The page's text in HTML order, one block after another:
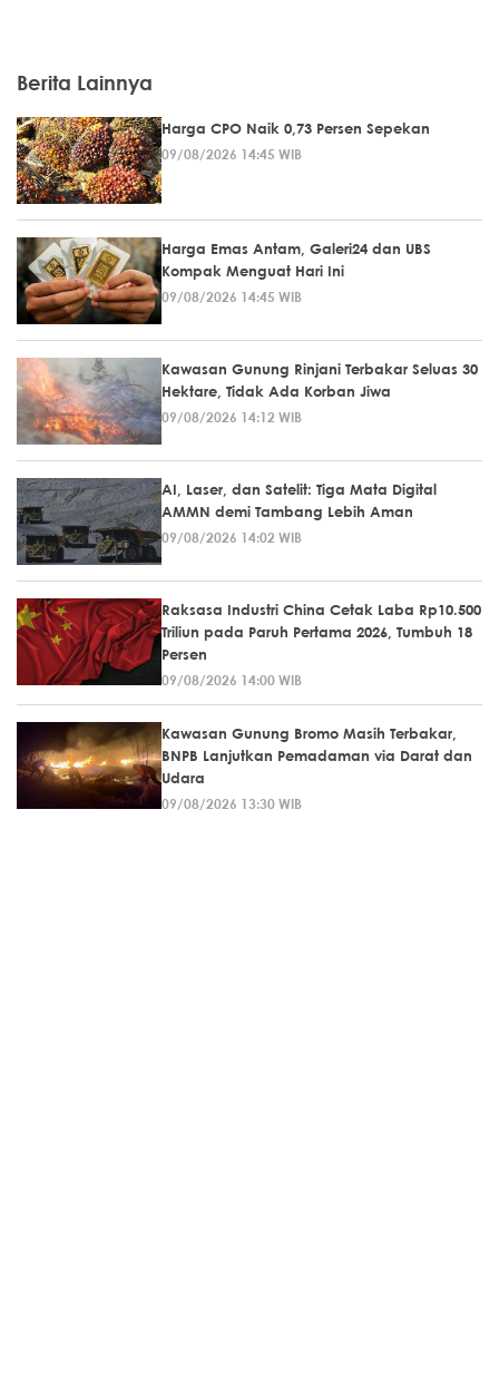
Berita Lainnya
Harga CPO Naik 0,73 Persen Sepekan
09/08/2026 14:45 WIB
Harga Emas Antam, Galeri24 dan UBS
Kompak Menguat Hari Ini
09/08/2026 14:45 WIB
Kawasan Gunung Rinjani Terbakar Seluas 30
Hektare, Tidak Ada Korban Jiwa
09/08/2026 14:12 WIB
AI, Laser, dan Satelit: Tiga Mata Digital
AMMN demi Tambang Lebih Aman
09/08/2026 14:02 WIB
Raksasa Industri China Cetak Laba Rp10.500
Triliun pada Paruh Pertama 2026, Tumbuh 18
Persen
09/08/2026 14:00 WIB
Kawasan Gunung Bromo Masih Terbakar,
BNPB Lanjutkan Pemadaman via Darat dan
Udara
09/08/2026 13:30 WIB